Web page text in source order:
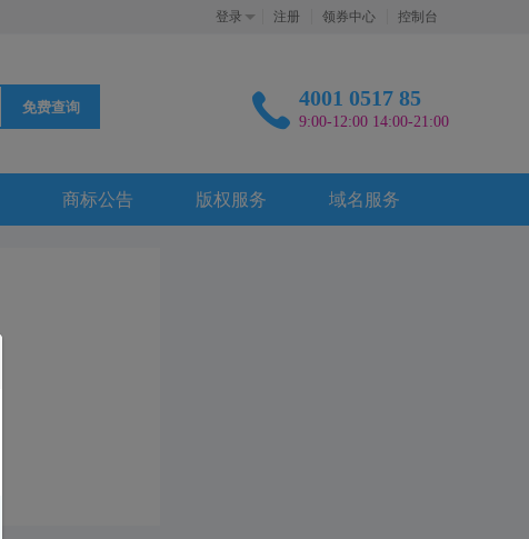
登录 注册 领券中心 控制台
免费查询 4001 0517 85
9:00-12:00 14:00-21:00
商标公告 版权服务 域名服务